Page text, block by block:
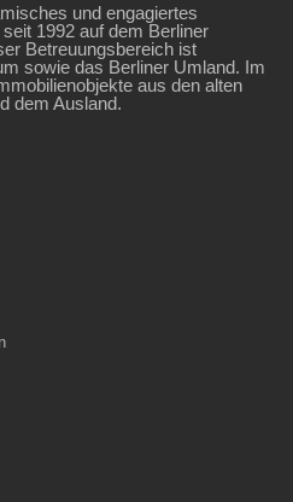
und engagiertes
1992 auf dem Berliner
Betreuungsbereich ist
sowie das Berliner Umland. Im
aus den alten
dem Ausland.